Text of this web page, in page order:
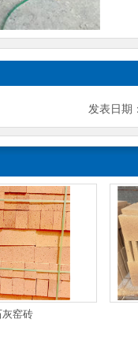
发表日期
灰窑砖